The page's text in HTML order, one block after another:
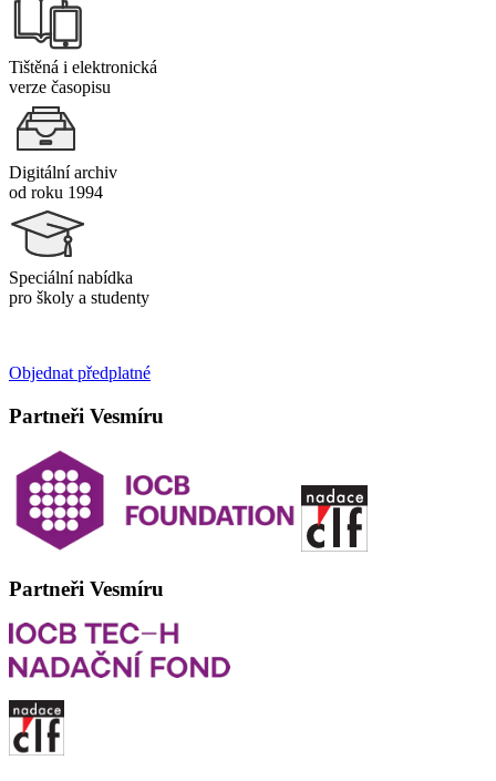
Tištěná i elektronická
verze časopisu
Digitální archiv
od roku 1994
Speciální nabídka
pro školy a studenty
Objednat předplatné
Partneři Vesmíru
Partneři Vesmíru